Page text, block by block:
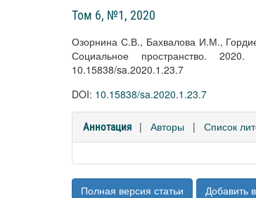
Том 6, №1, 2020
Озорнина С.В., Бахвалова И.М.,
Социальное пространство.
10.15838/sa.2020.1.23.7
DOI: 10.15838/sa.2020.1.23.7
Аннотация | Авторы | Список
Полная версия статьи Добавить